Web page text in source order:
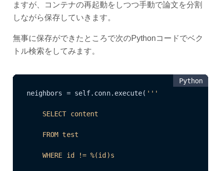
ますが、コンテナの再起動をしつつ手動で論文を分割
しながら保存していきます。
無事に保存ができたところで次のPythonコードでベク
トル検索をしてみます。
Python
neighbors = self.conn.execute( '''
    SELECT content
    FROM test
    WHERE id != %(id)s